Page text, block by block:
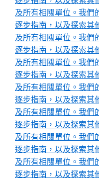
及所有相關單位。我們
逐步指南，以及探索其
及所有相關單位。我們
逐步指南，以及探索其
及所有相關單位。我們
逐步指南，以及探索其
及所有相關單位。我們
逐步指南，以及探索其
及所有相關單位。我們
逐步指南，以及探索其
及所有相關單位。我們
逐步指南，以及探索其
及所有相關單位。我們
逐步指南，以及探索其